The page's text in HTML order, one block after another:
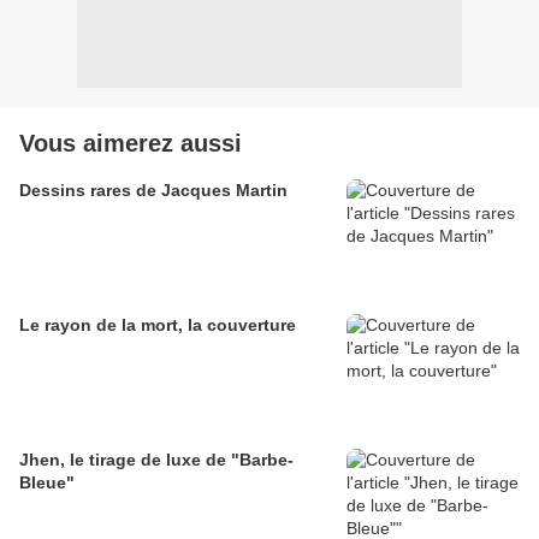
Vous aimerez aussi
Dessins rares de Jacques Martin
Le rayon de la mort, la couverture
Jhen, le tirage de luxe de "Barbe-
Bleue"